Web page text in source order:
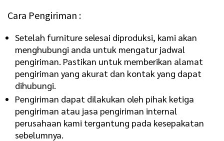
Cara Pengiriman :
Setelah furniture selesai diproduksi, kami akan
menghubungi anda untuk mengatur jadwal
pengiriman. Pastikan untuk memberikan alamat
pengiriman yang akurat dan kontak yang dapat
dihubungi.
Pengiriman dapat dilakukan oleh pihak ketiga
pengiriman atau jasa pengiriman internal
perusahaan kami tergantung pada kesepakatan
sebelumnya.